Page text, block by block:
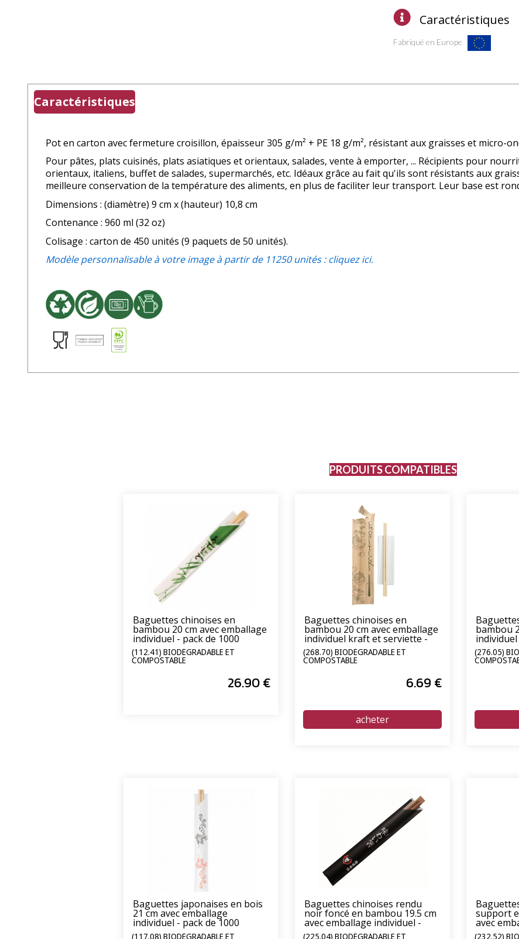
Caractéristiques
Fabriqué en Europe
Caractéristiques
Pot en carton avec fermeture croisillon, épaisseur 305 g/m² + PE 18 g/m², résistant aux graisses et micro-
Pour pâtes, plats cuisinés, plats asiatiques et orientaux, salades, vente à emporter, ... Récipients pour
orientaux, italiens, buffet de salades, supermarchés, etc. Idéaux grâce au fait qu'ils sont résistants aux
meilleure conservation de la température des aliments, en plus de faciliter leur transport. Leur base est
Dimensions : (diamètre) 9 cm x (hauteur) 10,8 cm
Contenance : 960 ml (32 oz)
Colisage : carton de 450 unités (9 paquets de 50 unités).
Modèle personnalisable à votre image à partir de 11250 unités : cliquez ici.
PRODUITS COMPATIBLES
Baguettes chinoises en
bambou 20 cm avec emballage
individuel - pack de 1000
sachets
(112.41) BIODÉGRADABLE ET
COMPOSTABLE
26.90€
Baguettes chinoises en
bambou 20 cm avec emballage
individuel kraft et serviette -
pack de 100 sachets
(268.70) BIODÉGRADABLE ET
COMPOSTABLE
6.69 €
bambou
sachets
(276.05)
Baguettes japonaises en bois
21 cm avec emballage
individuel - pack de 1000
sachets
(117.08) BIODÉGRADABLE ET
Baguettes chinoises rendu
noir foncé en bambou 19.5 cm
avec emballage individuel -
pack de 1000 sachets
(225.04) BIODÉGRADABLE ET
support
avec
pack de
(232.52)